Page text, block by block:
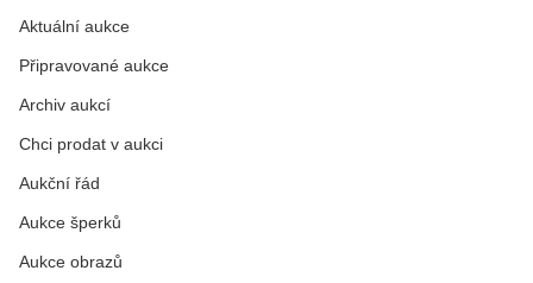
Aktuální aukce
Připravované aukce
Archiv aukcí
Chci prodat v aukci
Aukční řád
Aukce šperků
Aukce obrazů